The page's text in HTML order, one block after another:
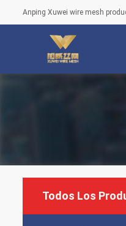
Anping Xuwei wire mesh
Todos Los